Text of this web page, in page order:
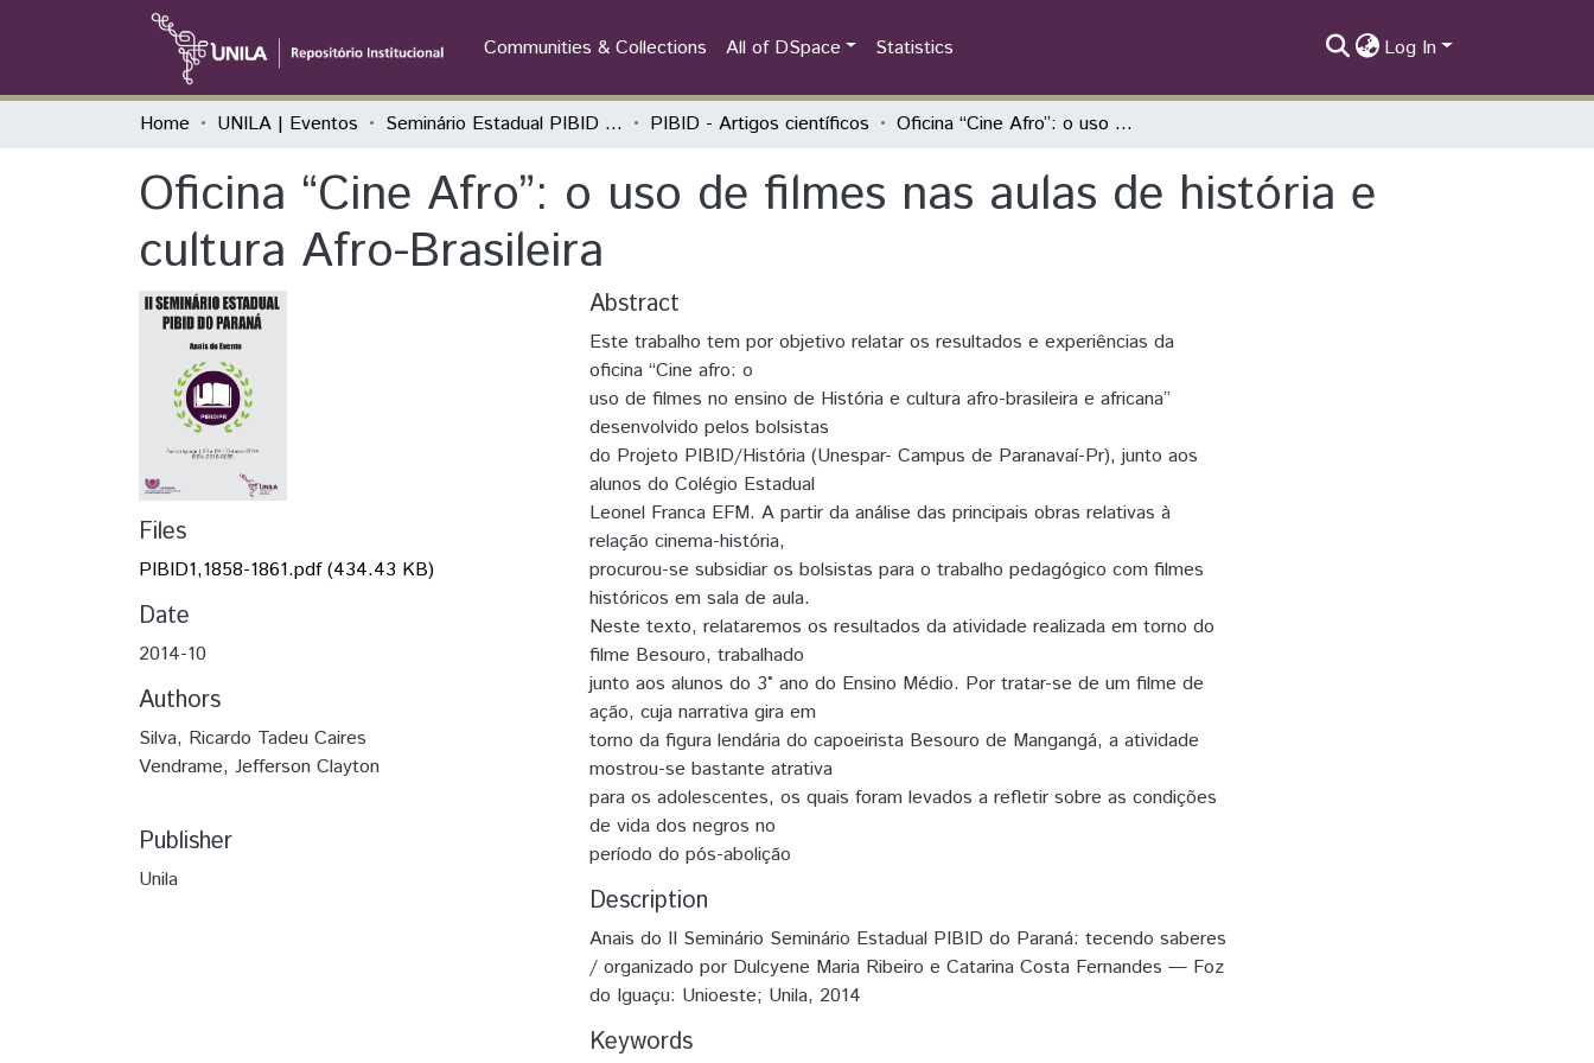
Communities & Collections All of DSpace Statistics Log In
Home UNILA | Eventos Seminário Estadual PIBID do Paraná: tecendo saberes (PIBID) PIBID - Artigos científicos Oficina “Cine Afro”: o uso de filmes nas aulas de história e cultura Afro-Brasileira
Oficina “Cine Afro”: o uso de filmes nas aulas de história e
cultura Afro-Brasileira
Files
PIBID1,1858-1861.pdf(434.43 KB)
Date
2014-10
Authors
Silva, Ricardo Tadeu Caires
Vendrame, Jefferson Clayton
Publisher
Unila
Abstract
Este trabalho tem por objetivo relatar os resultados e experiências da
oficina “Cine afro: o
uso de filmes no ensino de História e cultura afro-brasileira e africana”
desenvolvido pelos bolsistas
do Projeto PIBID/História (Unespar- Campus de Paranavaí-Pr), junto aos
alunos do Colégio Estadual
Leonel Franca EFM. A partir da análise das principais obras relativas à
relação cinema-história,
procurou-se subsidiar os bolsistas para o trabalho pedagógico com filmes
históricos em sala de aula.
Neste texto, relataremos os resultados da atividade realizada em torno do
filme Besouro, trabalhado
junto aos alunos do 3° ano do Ensino Médio. Por tratar-se de um filme de
ação, cuja narrativa gira em
torno da figura lendária do capoeirista Besouro de Mangangá, a atividade
mostrou-se bastante atrativa
para os adolescentes, os quais foram levados a refletir sobre as condições
de vida dos negros no
período do pós-abolição
Description
Anais do II Seminário Seminário Estadual PIBID do Paraná: tecendo saberes
/ organizado por Dulcyene Maria Ribeiro e Catarina Costa Fernandes — Foz
do Iguaçu: Unioeste; Unila, 2014
Keywords